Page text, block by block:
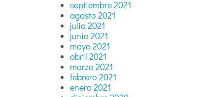
septiembre 2021
agosto 2021
julio 2021
junio 2021
mayo 2021
abril 2021
marzo 2021
febrero 2021
enero 2021